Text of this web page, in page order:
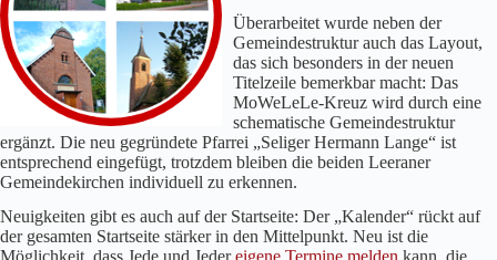
Überarbeitet wurde neben der
Gemeindestruktur auch das Layout,
das sich besonders in der neuen
Titelzeile bemerkbar macht: Das
MoWeLeLe-Kreuz wird durch eine
schematische Gemeindestruktur
ergänzt. Die neu gegründete Pfarrei „Seliger Hermann Lange“ ist
entsprechend eingefügt, trotzdem bleiben die beiden Leeraner
Gemeindekirchen individuell zu erkennen.
Neuigkeiten gibt es auch auf der Startseite: Der „Kalender“ rückt auf
der gesamten Startseite stärker in den Mittelpunkt. Neu ist die
Möglichkeit, dass Jede und Jedereigene Termine melden kann, die